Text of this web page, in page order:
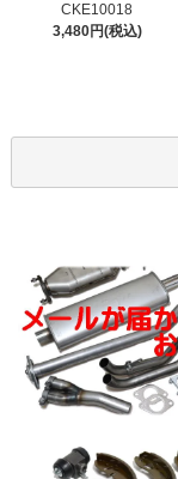
CKE10018
3,480円(税込)